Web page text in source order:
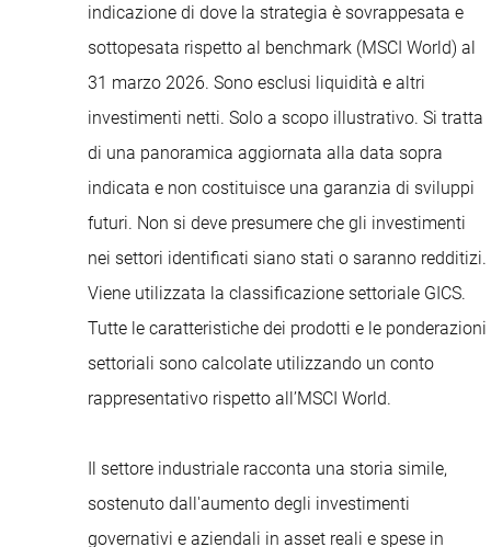
indicazione di dove la strategia è sovrappesata e
sottopesata rispetto al benchmark (MSCI World) al
31 marzo 2026. Sono esclusi liquidità e altri
investimenti netti. Solo a scopo illustrativo. Si tratta
di una panoramica aggiornata alla data sopra
indicata e non costituisce una garanzia di sviluppi
futuri. Non si deve presumere che gli investimenti
nei settori identificati siano stati o saranno redditizi.
Viene utilizzata la classificazione settoriale GICS.
Tutte le caratteristiche dei prodotti e le ponderazioni
settoriali sono calcolate utilizzando un conto
rappresentativo rispetto all’MSCI World.
Il settore industriale racconta una storia simile,
sostenuto dall'aumento degli investimenti
governativi e aziendali in asset reali e spese in